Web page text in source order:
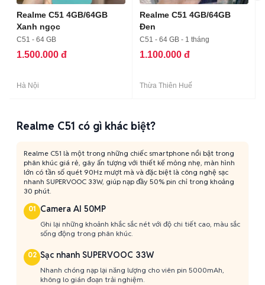
Realme C51 4GB/64GB
Xanh ngọc
C51 - 64 GB
1.500.000 đ
Hà Nội
Realme C51 4GB/64GB
Đen
C51 - 64 GB - 1 tháng
1.100.000 đ
Thừa Thiên Huế
Realme C51 có gì khác biệt?
Realme C51 là một trong những chiếc smartphone nổi bật trong
phân khúc giá rẻ, gây ấn tượng với thiết kế mỏng nhẹ, màn hình
lớn có tần số quét 90Hz mượt mà và đặc biệt là công nghệ sạc
nhanh SUPERVOOC 33W, giúp nạp đầy 50% pin chỉ trong khoảng
30 phút.
01 Camera AI 50MP
Ghi lại những khoảnh khắc sắc nét với độ chi tiết cao, màu sắc
sống động trong phân khúc.
02 Sạc nhanh SUPERVOOC 33W
Nhanh chóng nạp lại năng lượng cho viên pin 5000mAh,
không lo gián đoạn trải nghiệm.